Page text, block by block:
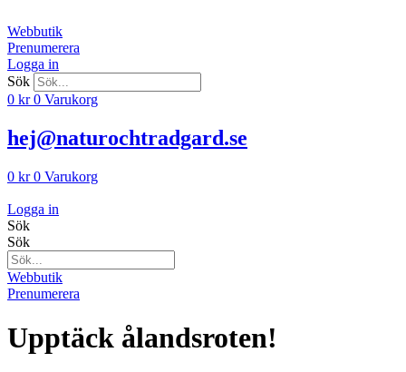
till
innehåll
Webbutik
Prenumerera
Logga in
Sök
0 kr 0 Varukorg
hej@naturochtradgard.se
0 kr 0 Varukorg
Logga in
Sök
Sök
Webbutik
Prenumerera
Upptäck ålandsroten!